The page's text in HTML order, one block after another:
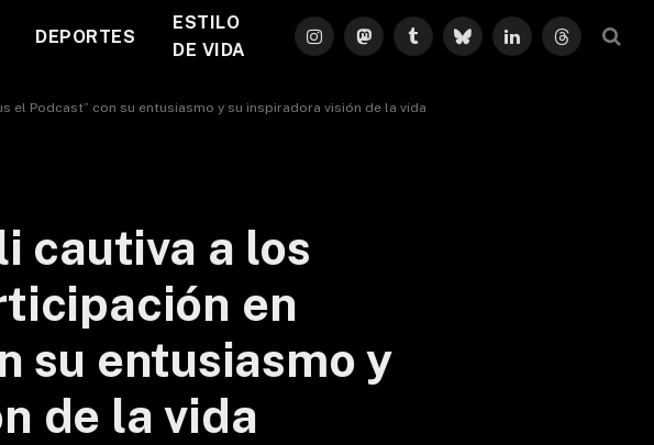
DEPORTES
ESTILO
DE VIDA
InstagramMastodonTumblrBlueskyLinkedInThreads
el Podcast” con su entusiasmo y su inspiradora visión de la vida
cautiva a los
en
su entusiasmo y
de la vida